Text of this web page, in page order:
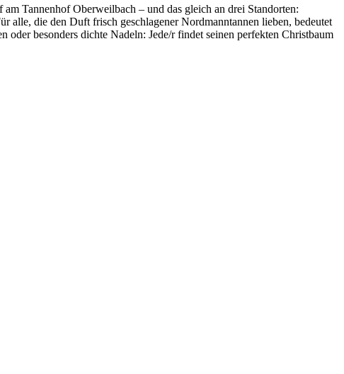
Tannenhof Oberweilbach – und das gleich an drei Standorten:
alle, die den Duft frisch geschlagener Nordmanntannen lieben, bedeutet
oder besonders dichte Nadeln: Jede/r findet seinen perfekten Christbaum